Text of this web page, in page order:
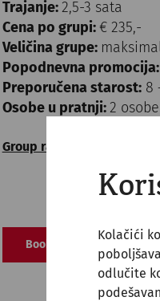
Kolačići
odlučite
Trajanje:2,5-3 sata
Cena po grupi:€ 235,-
Veličina grupe:
Popodnevna promocija:
Preporučena starost:8
Osobe u pratnji:2
Group rates in detail
Bookings